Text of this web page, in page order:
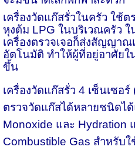
เครื่องวัดแก๊สรั่วในครัว ใช้
หุงต้ม LPG ในบริเวณครัว ใ
เครื่องตรวจเจอก็ส่งสัญญา
อัตโนมัติ ทำให้ผู้ที่อยู่อาศัย
ขึ้น
เครื่องวัดแก๊สรั่ว 4 เซ็นเซอร์
ตรวจวัดแก๊สได้หลายชนิดไ
Monoxide และ Hydration
Combustible Gas สำหรับ